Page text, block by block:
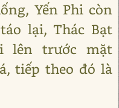
Yến Phi còn
lại, Thác Bạt
lên trước mặt
tiếp theo đó là